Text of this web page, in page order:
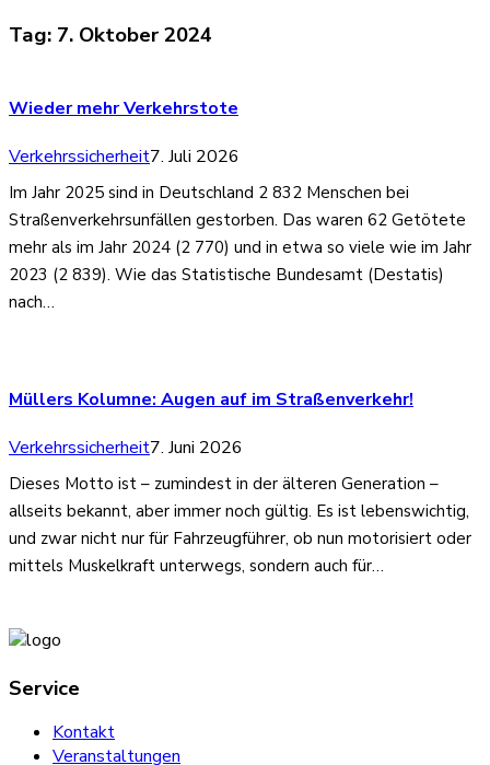
Tag: 7. Oktober 2024
Wieder mehr Verkehrstote
Verkehrssicherheit7. Juli 2026
Im Jahr 2025 sind in Deutschland 2 832 Menschen bei
Straßenverkehrsunfällen gestorben. Das waren 62 Getötete
mehr als im Jahr 2024 (2 770) und in etwa so viele wie im Jahr
2023 (2 839). Wie das Statistische Bundesamt (Destatis)
nach…
Müllers Kolumne: Augen auf im Straßenverkehr!
Verkehrssicherheit7. Juni 2026
Dieses Motto ist – zumindest in der älteren Generation –
allseits bekannt, aber immer noch gültig. Es ist lebenswichtig,
und zwar nicht nur für Fahrzeugführer, ob nun motorisiert oder
mittels Muskelkraft unterwegs, sondern auch für…
Service
Kontakt
Veranstaltungen